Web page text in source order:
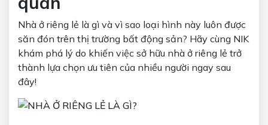
Nhà ở riêng lẻ là gì và vì sao loại hình này luôn được
săn đón trên thị trường bất động sản? Hãy cùng NIK
khám phá lý do khiến việc sở hữu nhà ở riêng lẻ trở
thành lựa chọn ưu tiên của nhiều người ngay sau
đây!